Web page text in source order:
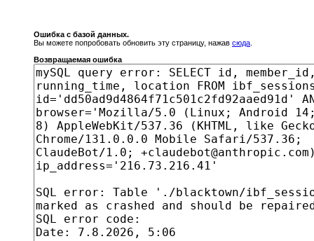
Ошибка с базой данных.
Вы можете попробовать обновить эту страницу, нажав сюда
Возвращаемая ошибка